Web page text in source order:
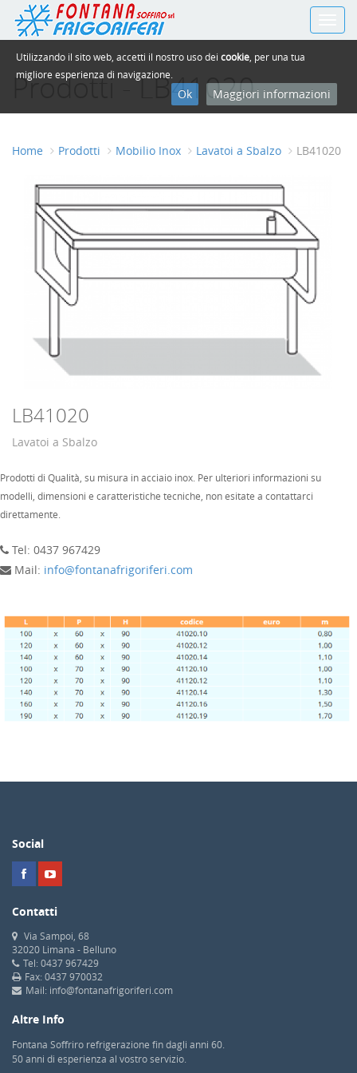
Prodotti - LB41020
Home Prodotti Mobilio Inox Lavatoi a Sbalzo LB41020
LB41020
Lavatoi a Sbalzo
Prodotti di Qualità, su misura in acciaio inox. Per ulteriori informazioni su
modelli, dimensioni e caratteristiche tecniche, non esitate a contattarci
direttamente.
Tel: 0437 967429
Mail: info@fontanafrigoriferi.com
Social
Contatti
Via Sampoi, 68
32020 Limana - Belluno
Tel: 0437 967429
Fax: 0437 970032
Mail: info@fontanafrigoriferi.com
Altre Info
Fontana Soffriro refrigerazione fin dagli anni 60.
50 anni di esperienza al vostro servizio.
Utilizzando il sito web, accetti il nostro uso dei cookie , per una tua
migliore esperienza di navigazione.
Maggiori informazioni
Ok